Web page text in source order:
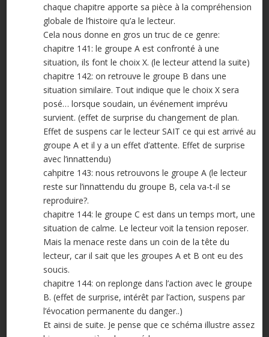
chaque chapitre apporte sa pièce à la compréhension
globale de l’histoire qu’a le lecteur.
Cela nous donne en gros un truc de ce genre:
chapitre 141: le groupe A est confronté à une
situation, ils font le choix X. (le lecteur attend la suite)
chapitre 142: on retrouve le groupe B dans une
situation similaire. Tout indique que le choix X sera
posé… lorsque soudain, un événement imprévu
survient. (effet de surprise du changement de plan.
Effet de suspens car le lecteur SAIT ce qui est arrivé au
groupe A et il y a un effet d’attente. Effet de surprise
avec l’innattendu)
cahpitre 143: nous retrouvons le groupe A (le lecteur
reste sur l’innattendu du groupe B, cela va-t-il se
reproduire?.
chapitre 144: le groupe C est dans un temps mort, une
situation de calme. Le lecteur voit la tension reposer.
Mais la menace reste dans un coin de la tête du
lecteur, car il sait que les groupes A et B ont eu des
soucis.
chapitre 144: on replonge dans l’action avec le groupe
B. (effet de surprise, intérêt par l’action, suspens par
l’évocation permanente du danger..)
Et ainsi de suite. Je pense que ce schéma illustre assez